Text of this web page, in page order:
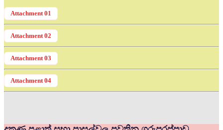
Attachment 01
Attachment 02
Attachment 03
Attachment 04